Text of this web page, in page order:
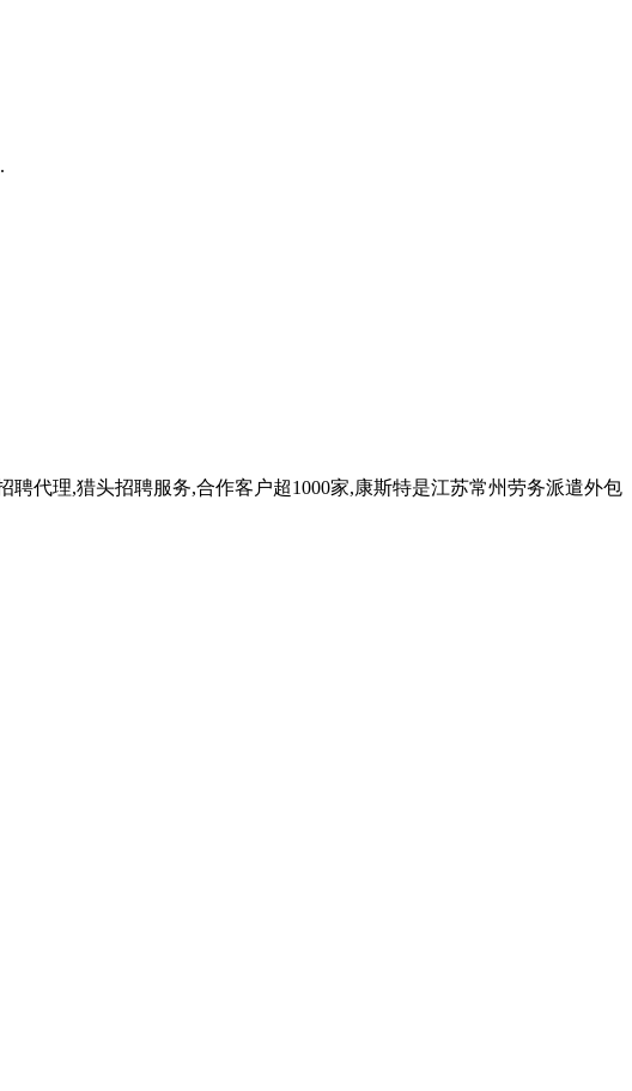
代理,猎头招聘服务,合作客户超1000家,康斯特是江苏常州劳务派遣外包